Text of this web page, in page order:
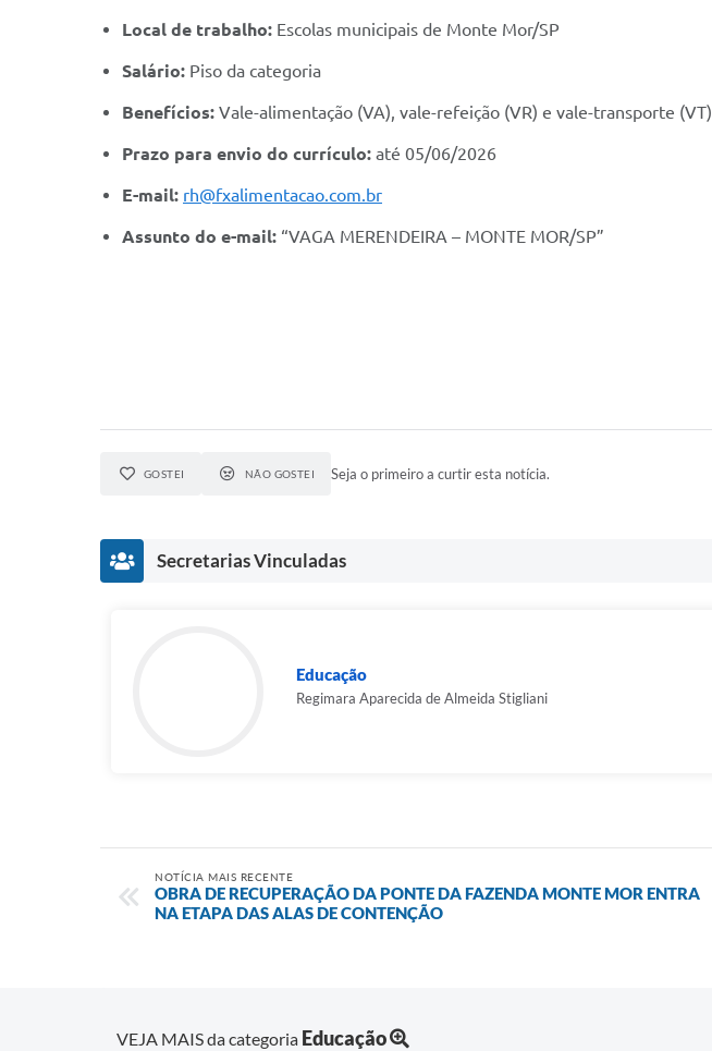
Local de trabalho: Escolas municipais de Monte Mor/SP
Salário: Piso da categoria
Benefícios: Vale-alimentação (VA), vale-refeição (VR) e vale-transporte (VT)
Prazo para envio do currículo: até 05/06/2026
E-mail: rh@fxalimentacao.com.br
Assunto do e-mail: “VAGA MERENDEIRA – MONTE MOR/SP”
GOSTEI NÃO GOSTEI Seja o primeiro a curtir esta notícia.
Secretarias Vinculadas
Educação
Regimara Aparecida de Almeida Stigliani
NOTÍCIA MAIS RECENTE
OBRA DE RECUPERAÇÃO DA PONTE DA FAZENDA MONTE MOR ENTRA
NA ETAPA DAS ALAS DE CONTENÇÃO
VEJA MAIS da categoria Educação